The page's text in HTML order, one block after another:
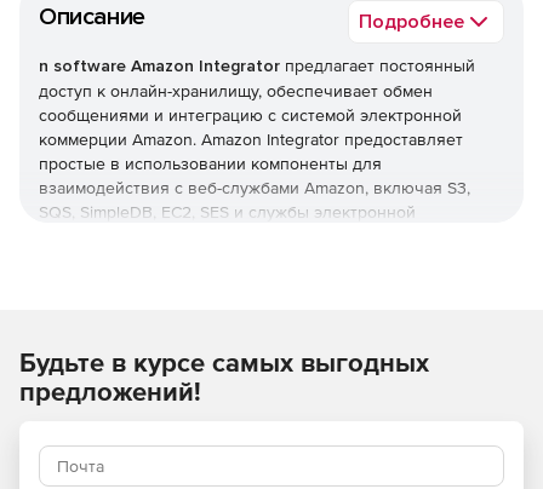
Описание Подробнее
n software Amazon Integrator предлагает постоянный
доступ к онлайн-хранилищу, обеспечивает обмен
сообщениями и интеграцию с системой электронной
коммерции Amazon. Amazon Integrator предоставляет
простые в использовании компоненты для
взаимодействия с веб-службами Amazon, включая S3,
SQS, SimpleDB, EC2, SES и службы электронной
SimpleDB через простой в использовании интерфейс.
Распределенный обмен сообщениями всегда включен
Интеграция Amazon Simple Queue Service (SQS) в
качестве платформы распределенного обмена
Будьте в курсе самых выгодных
предложений!